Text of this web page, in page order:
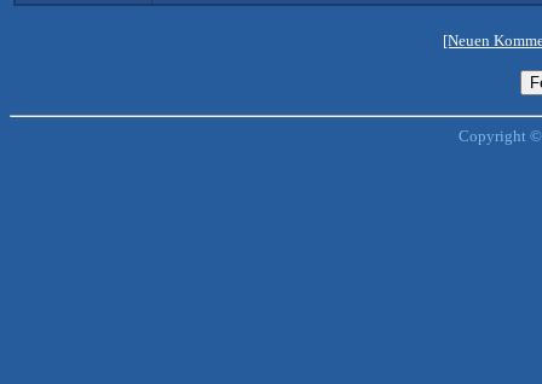
[Neuen
Copyright ©